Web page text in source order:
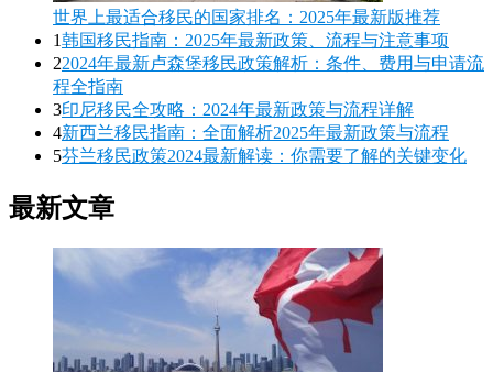
世界上最适合移民的国家排名：2025年最新版推荐
1韩国移民指南：2025年最新政策、流程与注意事项
22024年最新卢森堡移民政策解析：条件、费用与申请流
程全指南
3印尼移民全攻略：2024年最新政策与流程详解
4新西兰移民指南：全面解析2025年最新政策与流程
5芬兰移民政策2024最新解读：你需要了解的关键变化
最新文章